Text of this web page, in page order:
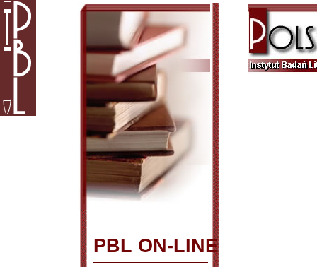
PBL ON-LINE